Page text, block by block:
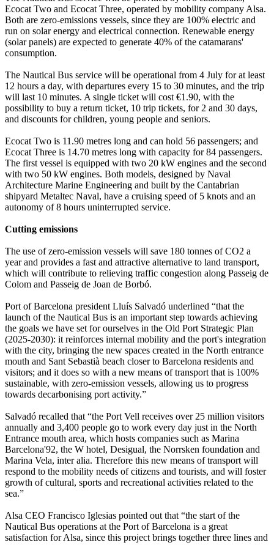
Ecocat Two and Ecocat Three, operated by mobility company Alsa.
Both are zero-emissions vessels, since they are 100% electric and
run on solar energy and electrical connection. Renewable energy
(solar panels) are expected to generate 40% of the catamarans'
consumption.
The Nautical Bus service will be operational from 4 July for at least
12 hours a day, with departures every 15 to 30 minutes, and the trip
will last 10 minutes. A single ticket will cost €1.90, with the
possibility to buy a return ticket, 10 trip tickets, for 2 and 30 days,
and discounts for children, young people and seniors.
Ecocat Two is 11.90 metres long and can hold 56 passengers; and
Ecocat Three is 14.70 metres long with capacity for 84 passengers.
The first vessel is equipped with two 20 kW engines and the second
with two 50 kW engines. Both models, designed by Naval
Architecture Marine Engineering and built by the Cantabrian
shipyard Metaltec Naval, have a cruising speed of 5 knots and an
autonomy of 8 hours uninterrupted service.
Cutting emissions
The use of zero-emission vessels will save 180 tonnes of CO2 a
year and provides a fast and attractive alternative to land transport,
which will contribute to relieving traffic congestion along Passeig de
Colom and Passeig de Joan de Borbó.
Port of Barcelona president Lluís Salvadó underlined “that the
launch of the Nautical Bus is an important step towards achieving
the goals we have set for ourselves in the Old Port Strategic Plan
(2025-2030): it reinforces internal mobility and the port's integration
with the city, bringing the new spaces created in the North entrance
mouth and Sant Sebastià beach closer to Barcelona residents and
visitors; and it does so with a new means of transport that is 100%
sustainable, with zero-emission vessels, allowing us to progress
towards decarbonising port activity.”
Salvadó recalled that “the Port Vell receives over 25 million visitors
annually and 3,400 people go to work every day just in the North
Entrance mouth area, which hosts companies such as Marina
Barcelona'92, the W hotel, Desigual, the Norrsken foundation and
Marina Vela, inter alia. Therefore this new means of transport will
respond to the mobility needs of citizens and tourists, and will foster
growth of cultural, sports and recreational activities related to the
sea.”
Alsa CEO Francisco Iglesias pointed out that “the start of the
Nautical Bus operations at the Port of Barcelona is a great
satisfaction for Alsa, since this project brings together three lines and